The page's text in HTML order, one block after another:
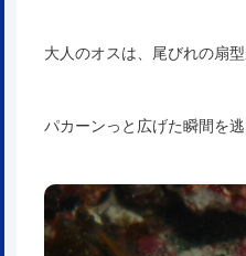
大人のオスは、尾びれの扇
パカーンっと広げた瞬間を